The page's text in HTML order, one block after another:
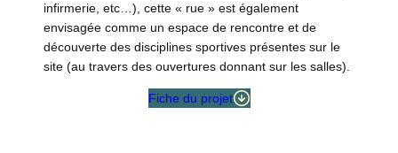
infirmerie, etc…), cette « rue » est également
envisagée comme un espace de rencontre et de
découverte des disciplines sportives présentes sur le
site (au travers des ouvertures donnant sur les salles).
Fiche du projet